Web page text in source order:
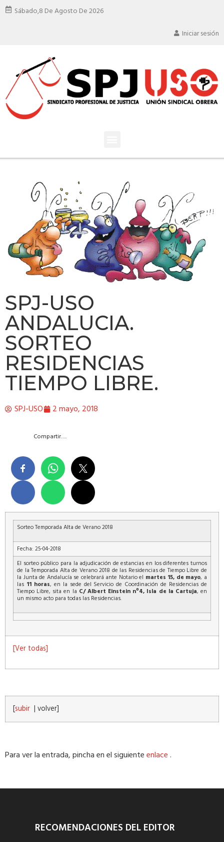
Sábado,8 De Agosto De 2026
Iniciar sesión
SPJ-USO
ANDALUCIA.
SORTEO
RESIDENCIAS
TIEMPO LIBRE.
SPJ-USO 2 mayo, 2018
Compartir….
Sorteo Temporada Alta de Verano 2018
Fecha: 25-04-2018
El sorteo público para la adjudicación de estancias en los diferentes turnos
de la Temporada Alta de Verano 2018 de las Residencias de Tiempo Libre de
la Junta de Andalucía se celebrará ante Notario el martes 15, de mayo, a
las 11 horas, en la sede del Servicio de Coordinación de Residencias de
Tiempo Libre, sita en la C/ Albert Einstein nº4, Isla de la Cartuja, en
un mismo acto para todas las Residencias.
[Ver todas]
[subir | volver]
Para ver la entrada, pincha en el siguienteenlace.
RECOMENDACIONES DEL EDITOR